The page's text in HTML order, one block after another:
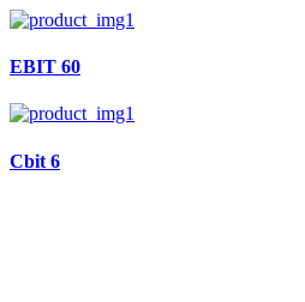
EBIT 60
Cbit 6